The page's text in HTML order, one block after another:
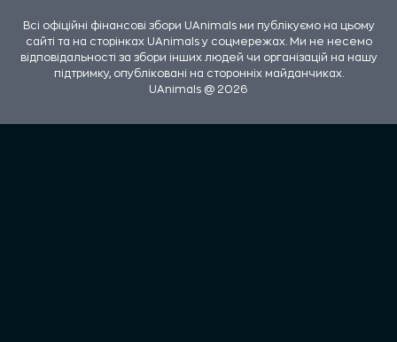
Всі офіційні фінансові збори UAnimals ми публікуємо на цьому
сайті та на сторінках UAnimals у соцмережах. Ми не несемо
відповідальності за збори інших людей чи організацій на нашу
підтримку, опубліковані на сторонніх майданчиках.
UAnimals @ 2026